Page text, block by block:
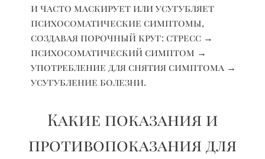
и часто маскирует или усугубляет
психосоматические симптомы,
создавая порочный круг: стресс →
психосоматический симптом →
употребление для снятия симптома →
усугубление болезни.
Какие показания и
противопоказания для